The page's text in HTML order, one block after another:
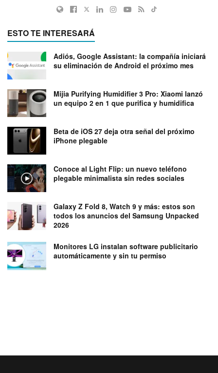
ESTO TE INTERESARÁ
Adiós, Google Assistant: la compañía iniciará
su eliminación de Android el próximo mes
Mijia Purifying Humidifier 3 Pro: Xiaomi lanzó
un equipo 2 en 1 que purifica y humidifica
Beta de iOS 27 deja otra señal del próximo
iPhone plegable
Conoce al Light Flip: un nuevo teléfono
plegable minimalista sin redes sociales
Galaxy Z Fold 8, Watch 9 y más: estos son
todos los anuncios del Samsung Unpacked
2026
Monitores LG instalan software publicitario
automáticamente y sin tu permiso